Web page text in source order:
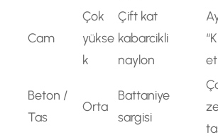
Cam
Çok
yükse
k
Çift kat
kabarcikli
naylon
Beton /
Tas
Orta
Battaniye
sargisi